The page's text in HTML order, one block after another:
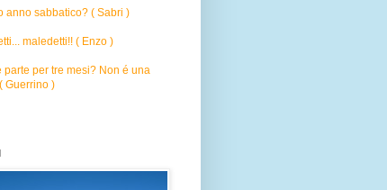
anno sabbatico? ( Sabri )
maledetti!! ( Enzo )
parte per tre mesi? Non é una
Guerrino )